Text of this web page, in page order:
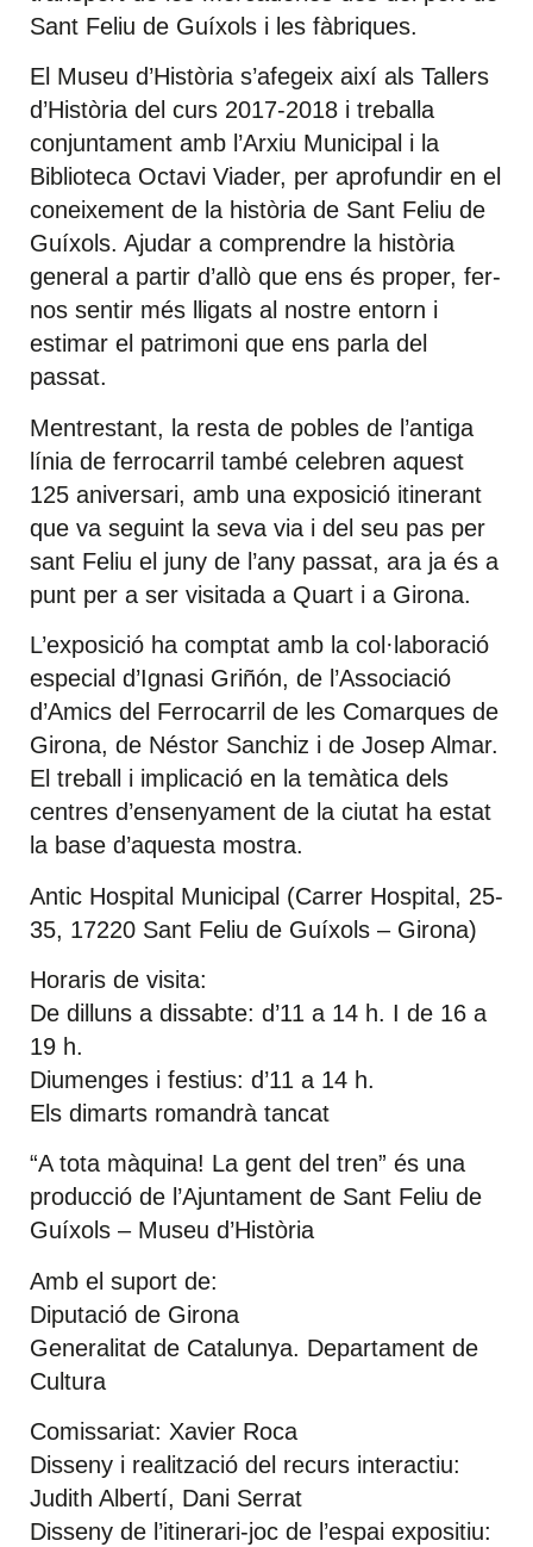
Sant Feliu de Guíxols i les fàbriques.
El Museu d’Història s’afegeix així als Tallers
d’Història del curs 2017-2018 i treballa
conjuntament amb l’Arxiu Municipal i la
Biblioteca Octavi Viader, per aprofundir en el
coneixement de la història de Sant Feliu de
Guíxols. Ajudar a comprendre la història
general a partir d’allò que ens és proper, fer-
nos sentir més lligats al nostre entorn i
estimar el patrimoni que ens parla del
passat.
Mentrestant, la resta de pobles de l’antiga
línia de ferrocarril també celebren aquest
125 aniversari, amb una exposició itinerant
que va seguint la seva via i del seu pas per
sant Feliu el juny de l’any passat, ara ja és a
punt per a ser visitada a Quart i a Girona.
L’exposició ha comptat amb la col·laboració
especial d’Ignasi Griñón, de l’Associació
d’Amics del Ferrocarril de les Comarques de
Girona, de Néstor Sanchiz i de Josep Almar.
El treball i implicació en la temàtica dels
centres d’ensenyament de la ciutat ha estat
la base d’aquesta mostra.
Antic Hospital Municipal (Carrer Hospital, 25-
35, 17220 Sant Feliu de Guíxols – Girona)
Horaris de visita:
De dilluns a dissabte: d’11 a 14 h. I de 16 a
19 h.
Diumenges i festius: d’11 a 14 h.
Els dimarts romandrà tancat
“A tota màquina! La gent del tren” és una
producció de l’Ajuntament de Sant Feliu de
Guíxols – Museu d’Història
Amb el suport de:
Diputació de Girona
Generalitat de Catalunya. Departament de
Cultura
Comissariat: Xavier Roca
Disseny i realització del recurs interactiu:
Judith Albertí, Dani Serrat
Disseny de l’itinerari-joc de l’espai expositiu: